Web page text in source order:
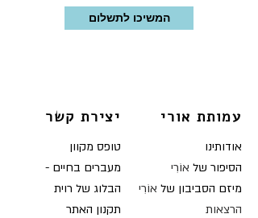
המשיכו לתשלום
יצירת קשר
טופס מקוון
מעברים בחיים -
הבלוג של רוית
תקנון האתר
עמותת אורי
אודותינו
הסיפור של אוֹרִי
מיזם הסביבון של אוֹרִי
הרצאות